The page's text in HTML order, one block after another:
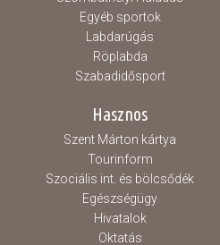
Egyéb sportok
Labdarúgás
Röplabda
Szabadidősport
Hasznos
Szent Márton kártya
Tourinform
Szociális int. és bölcsődék
Egészségügy
Hivatalok
Oktatás